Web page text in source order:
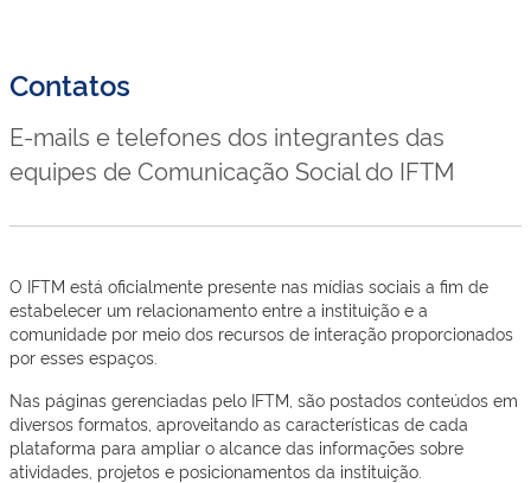
Contatos
E-mails e telefones dos integrantes das
equipes de Comunicação Social do IFTM
O IFTM está oficialmente presente nas mídias sociais a fim de
estabelecer um relacionamento entre a instituição e a
comunidade por meio dos recursos de interação proporcionados
por esses espaços.
Nas páginas gerenciadas pelo IFTM, são postados conteúdos em
diversos formatos, aproveitando as características de cada
plataforma para ampliar o alcance das informações sobre
atividades, projetos e posicionamentos da instituição.